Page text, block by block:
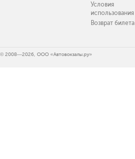
Условия
использования
Возврат билета
© 2008—2026, ООО «Автовокзалы.ру»